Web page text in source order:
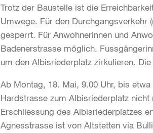
Trotz der Baustelle ist die
Umwege. Für den Durchgangsverkehr
gesperrt. Für Anwohnerinnen und
Badenerstrasse möglich.
um den Albisriederplatz zirkulieren.
Ab Montag, 18. Mai, 9.00 Uhr, bis
Hardstrasse zum Albisriederplatz
Erschliessung des Albisriederplatzes
Agnesstrasse ist von Altstetten via